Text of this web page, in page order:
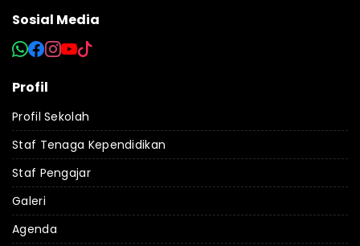
Sosial Media
Profil
Profil Sekolah
Staf Tenaga Kependidikan
Staf Pengajar
Galeri
Agenda